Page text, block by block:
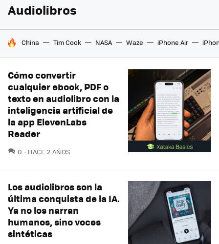
Audiolibros
HOY SE HABLA DE
China Tim Cook NASA Waze iPhone Air
Cómo convertir
cualquier ebook, PDF o
texto en audiolibro con la
inteligencia artificial de
la app ElevenLabs
Reader
0 COMENTARIOS
HACE 2 AÑOS
Los audiolibros son la
última conquista de la IA.
Ya no los narran
humanos, sino voces
sintéticas